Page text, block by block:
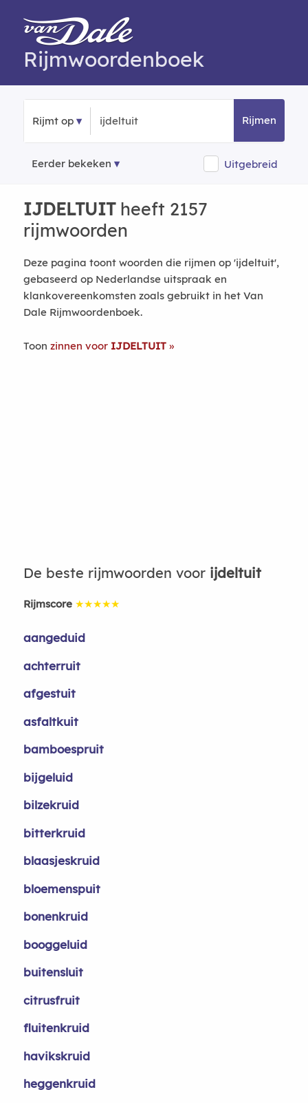
Rijmwoordenboek
Rijmt op Rijmen
Eerder bekeken Uitgebreid
IJDELTUITheeft 2157
rijmwoorden
Deze pagina toont woorden die rijmen op 'ijdeltuit',
gebaseerd op Nederlandse uitspraak en
klankovereenkomsten zoals gebruikt in het Van
Dale Rijmwoordenboek.
Toon zinnen voor IJDELTUIT
De beste rijmwoorden voor ijdeltuit
Rijmscore ★★★★★
aangeduid
achterruit
afgestuit
asfaltkuit
bamboespruit
bijgeluid
bilzekruid
bitterkruid
blaasjeskruid
bloemenspuit
bonenkruid
booggeluid
buitensluit
citrusfruit
fluitenkruid
havikskruid
heggenkruid